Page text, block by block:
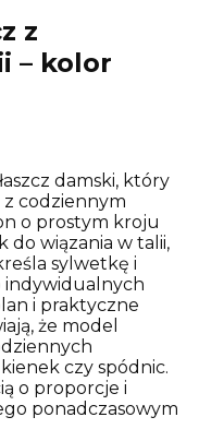
z
– kolor
damski, który
z codziennym
o prostym kroju
do wiązania w talii,
sylwetkę i
indywidualnych
i praktyczne
że model
czy spódnic.
o proporcje i
ponadczasowym